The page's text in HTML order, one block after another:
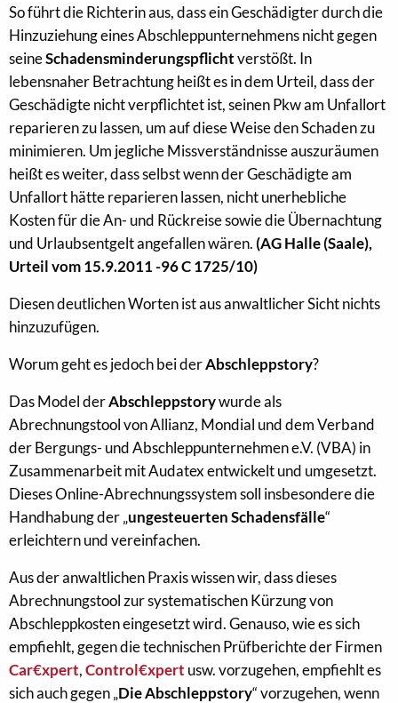
So führt die Richterin aus, dass ein Geschädigter durch die
Hinzuziehung eines Abschleppunternehmens nicht gegen
seineSchadensminderungspflichtverstößt. In
lebensnaher Betrachtung heißt es in dem Urteil, dass der
Geschädigte nicht verpflichtet ist, seinen Pkw am Unfallort
reparieren zu lassen, um auf diese Weise den Schaden zu
minimieren. Um jegliche Missverständnisse auszuräumen
heißt es weiter, dass selbst wenn der Geschädigte am
Unfallort hätte reparieren lassen, nicht unerhebliche
Kosten für die An- und Rückreise sowie die Übernachtung
und Urlaubsentgelt angefallen wären. (AG Halle (Saale),
Urteil vom 15.9.2011 -96 C 1725/10)
Diesen deutlichen Worten ist aus anwaltlicher Sicht nichts
hinzuzufügen.
Worum geht es jedoch bei derAbschleppstory?
Das Model derAbschleppstorywurde als
Abrechnungstool von Allianz, Mondial und dem Verband
der Bergungs- und Abschleppunternehmen e.V. (VBA) in
Zusammenarbeit mit Audatex entwickelt und umgesetzt.
Dieses Online-Abrechnungssystem soll insbesondere die
Handhabung der „ungesteuerten Schadensfälle“
erleichtern und vereinfachen.
Aus der anwaltlichen Praxis wissen wir, dass dieses
Abrechnungstool zur systematischen Kürzung von
Abschleppkosten eingesetzt wird. Genauso, wie es sich
empfiehlt, gegen die technischen Prüfberichte der Firmen
Car€xpert,Control€xpert usw. vorzugehen, empfiehlt es
sich auch gegen „Die Abschleppstory“ vorzugehen, wenn